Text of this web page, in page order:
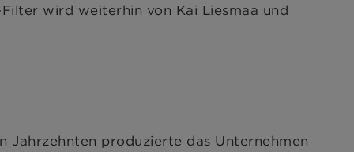
wird weiterhin von Kai Liesmaa und
produzierte das Unternehmen